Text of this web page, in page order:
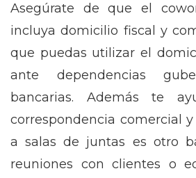
Asegúrate de que el
incluya domicilio fiscal y
que puedas utilizar el
ante dependencias
bancarias. Además te
correspondencia comercial y
a salas de juntas es otro
reuniones con clientes o